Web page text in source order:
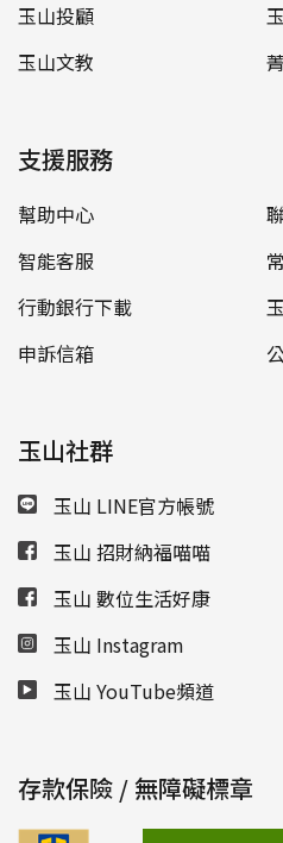
玉山投顧
玉山文教
支援服務
幫助中心
智能客服
行動銀行下載
申訴信箱
玉山社群
玉山 LINE官方帳號
玉山 招財納福喵喵
玉山 數位生活好康
玉山 Instagram
玉山 YouTube頻道
存款保險 / 無障礙標章